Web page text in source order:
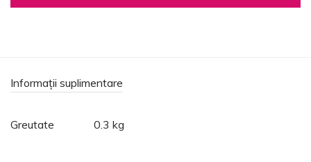
Informații suplimentare
Greutate 0.3 kg